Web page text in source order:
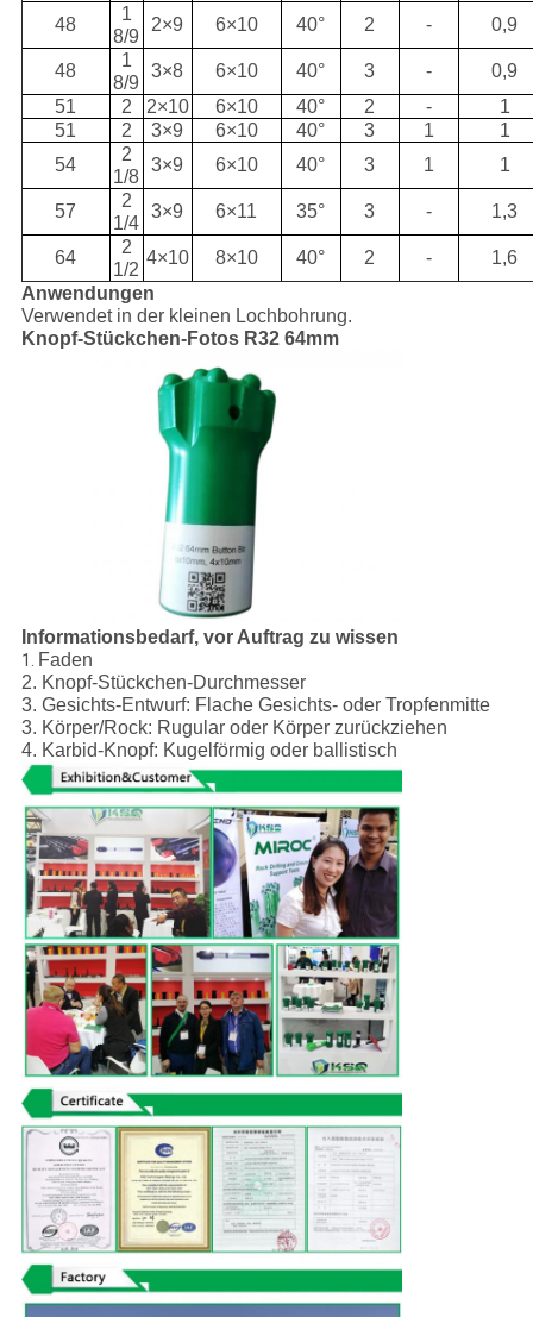
48
1
8/9
2×9 6×10 40° 2 - 0,9
48
1
8/9
3×8 6×10 40° 3 -
0,9
51
2 2×10 6×10 40° 2 -
1
51
2 3×9 6×10 40° 3 1
1
54
2
1/8
3×9 6×10 40° 3 1 1
57
2
1/4
3×9 6×11 35° 3 - 1,3
64
2
1/2
4×10 8×10 40° 2 -
1,6
Anwendungen
Verwendet in der kleinen Lochbohrung.
Knopf-Stückchen-Fotos R32 64mm
Informationsbedarf, vor Auftrag zu wissen
1.
Faden
2. Knopf-Stückchen-Durchmesser
3. Gesichts-Entwurf: Flache Gesichts- oder Tropfenmitte
3. Körper/Rock: Rugular oder Körper zurückziehen
4. Karbid-Knopf: Kugelförmig oder ballistisch